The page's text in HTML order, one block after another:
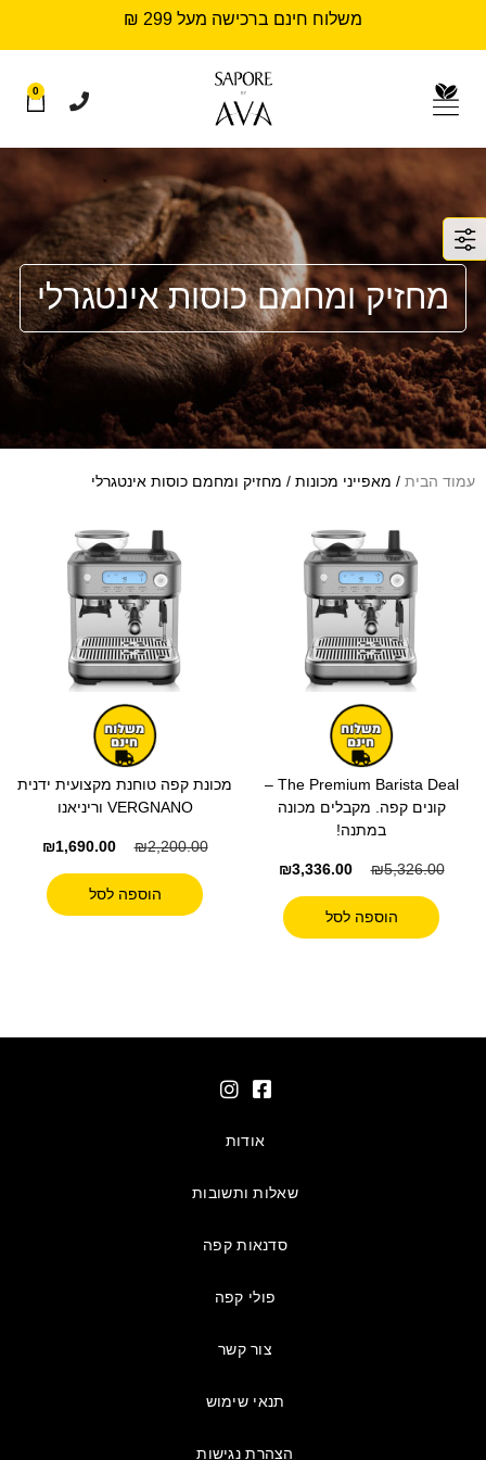
משלוח חינם ברכישה מעל 299 ₪
0
מחזיק ומחמם כוסות אינטגרלי
עמוד הבית / מאפייני מכונות / מחזיק ומחמם כוסות אינטגרלי
The Premium Barista Deal –
קונים קפה. מקבלים מכונה
במתנה!
₪5,326.00
₪3,336.00
הוספה לסל
מכונת קפה טוחנת מקצועית ידנית
VERGNANO וריניאנו
₪2,200.00
₪1,690.00
הוספה לסל
אודות
שאלות ותשובות
סדנאות קפה
פולי קפה
צור קשר
תנאי שימוש
הצהרת נגישות